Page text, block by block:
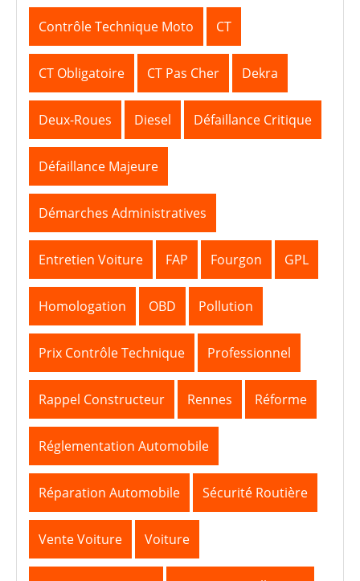
Contrôle Technique Moto CT
CT Obligatoire CT Pas Cher Dekra
Deux-Roues Diesel Défaillance Critique
Défaillance Majeure
Démarches Administratives
Entretien Voiture FAP Fourgon GPL
Homologation OBD Pollution
Prix Contrôle Technique Professionnel
Rappel Constructeur Rennes Réforme
Réglementation Automobile
Réparation Automobile Sécurité Routière
Vente Voiture Voiture